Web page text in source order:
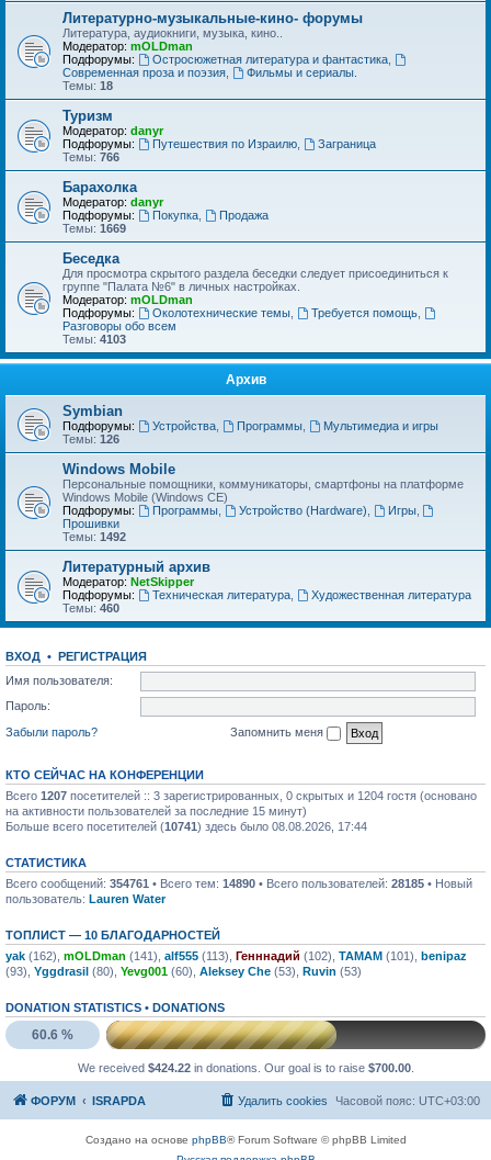
Литературно-музыкальные-кино- форумы
Литература, аудиокниги, музыка, кино..
Модератор: mOLDman
Подфорумы:
Остросюжетная литература и фантастика,
Современная проза и поэзия
Фильмы и сериалы.
Темы: 18
Туризм
Модератор: danyr
Подфорумы:
Путешествия по Израилю,
Заграница
Темы: 766
Барахолка
Модератор: danyr
Подфорумы:
Покупка,
Продажа
Темы: 1669
Беседка
Для просмотра скрытого раздела беседки следует присоединиться к
группе "Палата №6" в личных настройках.
Модератор: mOLDman
Подфорумы:
Околотехнические темы, Требуется помощь,
Разговоры обо всем
Темы: 4103
Архив
Symbian
Подфорумы: Устройства, Программы,
Мультимедиа и игры
Темы: 126
Windows Mobile
Персональные помощники, коммуникаторы, смартфоны на платформе
Windows Mobile (Windows CE)
Подфорумы:
Программы, Устройство (Hardware) Игры,
Прошивки
Темы: 1492
Литературный архив
Модератор: NetSkipper
Подфорумы:
Техническая литература,
Художественная литература
Темы: 460
ВХОД • РЕГИСТРАЦИЯ
Имя пользователя:
Пароль:
Забыли пароль?
Запомнить меня
КТО СЕЙЧАС НА КОНФЕРЕНЦИИ
Всего 1207 посетителей :: 3 зарегистрированных, 0 скрытых и 1204 гостя (основано
на активности пользователей за последние 15 минут)
Больше всего посетителей (10741) здесь было 08.08.2026, 17:44
СТАТИСТИКА
Всего сообщений: 354761 • Всего тем: 14890 • Всего пользователей: 28185 • Новый
пользователь: Lauren Water
ТОПЛИСТ — 10 БЛАГОДАРНОСТЕЙ
yak (162), mOLDman (141), alf555 (113), Генннадий (102), TAMAM (101), benipaz
(93), Yggdrasil (80), Yevg001 (60), Aleksey Che (53), Ruvin (53)
DONATION STATISTICS • DONATIONS
60.6 %
We received $424.22in donations. Our goal is to raise $700.00.
ФОРУМ ISRAPDA Часовой пояс: UTC+03:00
Удалить cookies
Создано на основе phpBB® Forum Software © phpBB Limited